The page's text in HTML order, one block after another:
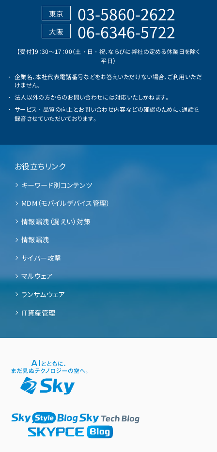
東京 03-5860-2622
大阪 06-6346-5722
【受付】9：30～17：00（土・日・祝、ならびに弊社の定める休業日を除く
平日）
企業名、本社代表電話番号などをお答えいただけない場合、ご利用いただ
けません。
法人以外の方からのお問い合わせには対応いたしかねます。
サービス・品質の向上とお問い合わせ内容などの確認のために、通話を
録音させていただいております。
お役立ちリンク
キーワード別コンテンツ
MDM（モバイルデバイス管理）
情報漏洩（漏えい）対策
情報漏洩
サイバー攻撃
マルウェア
ランサムウェア
IT資産管理